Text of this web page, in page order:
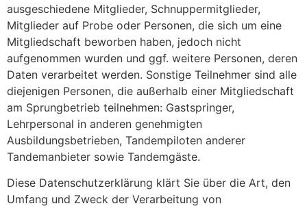
ausgeschiedene Mitglieder, Schnuppermitglieder,
Mitglieder auf Probe oder Personen, die sich um eine
Mitgliedschaft beworben haben, jedoch nicht
aufgenommen wurden und ggf. weitere Personen, deren
Daten verarbeitet werden. Sonstige Teilnehmer sind alle
diejenigen Personen, die außerhalb einer Mitgliedschaft
am Sprungbetrieb teilnehmen: Gastspringer,
Lehrpersonal in anderen genehmigten
Ausbildungsbetrieben, Tandempiloten anderer
Tandemanbieter sowie Tandemgäste.
Diese Datenschutzerklärung klärt Sie über die Art, den
Umfang und Zweck der Verarbeitung von